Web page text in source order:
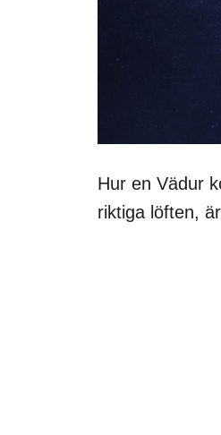
Hur en Vädur
riktiga löften,